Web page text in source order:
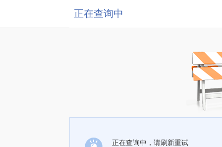
正在查询中
正在查询中，请刷新重试